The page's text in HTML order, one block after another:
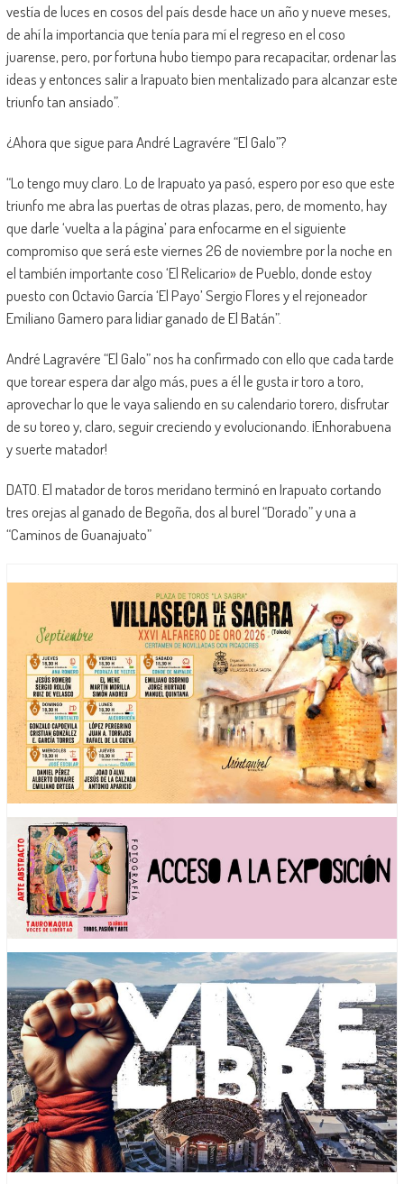
vestía de luces en cosos del país desde hace un año y nueve meses,
de ahí la importancia que tenía para mí el regreso en el coso
juarense, pero, por fortuna hubo tiempo para recapacitar, ordenar las
ideas y entonces salir a Irapuato bien mentalizado para alcanzar este
triunfo tan ansiado”.
¿Ahora que sigue para André Lagravére “El Galo”?
“Lo tengo muy claro. Lo de Irapuato ya pasó, espero por eso que este
triunfo me abra las puertas de otras plazas, pero, de momento, hay
que darle ‘vuelta a la página’ para enfocarme en el siguiente
compromiso que será este viernes 26 de noviembre por la noche en
el también importante coso ‘El Relicario» de Pueblo, donde estoy
puesto con Octavio García ‘El Payo’ Sergio Flores y el rejoneador
Emiliano Gamero para lidiar ganado de El Batán”.
André Lagravére “El Galo” nos ha confirmado con ello que cada tarde
que torear espera dar algo más, pues a él le gusta ir toro a toro,
aprovechar lo que le vaya saliendo en su calendario torero, disfrutar
de su toreo y, claro, seguir creciendo y evolucionando. ¡Enhorabuena
y suerte matador!
DATO. El matador de toros meridano terminó en Irapuato cortando
tres orejas al ganado de Begoña, dos al burel “Dorado” y una a
“Caminos de Guanajuato”